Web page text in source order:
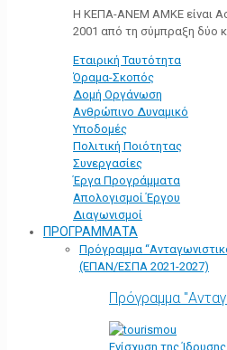
Η ΚΕΠΑ-ΑΝΕΜ ΑΜΚΕ είναι
2001 από τη σύμπραξη δύο
Εταιρική Ταυτότητα
Όραμα-Σκοπός
Δομή Οργάνωση
Ανθρώπινο Δυναμικό
Υποδομές
Πολιτική Ποιότητας
Συνεργασίες
Έργα Προγράμματα
Απολογισμοί Έργου
Διαγωνισμοί
ΠΡΟΓΡΑΜΜΑΤΑ
Πρόγραμμα
(ΕΠΑΝ/ΕΣΠΑ 2021-2027)
Πρόγραμμα
Ενίσχυση της